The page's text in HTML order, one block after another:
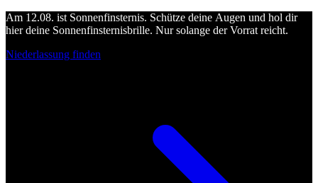
Am 12.08. ist Sonnenfinsternis. Schütze deine Augen und hol dir
hier deine Sonnenfinsternisbrille. Nur solange der Vorrat reicht.
Niederlassung finden